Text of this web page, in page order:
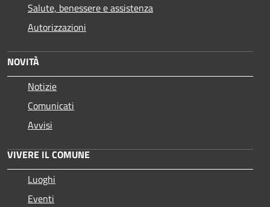
Salute, benessere e assistenza
Autorizzazioni
NOVITÀ
Notizie
Comunicati
Avvisi
VIVERE IL COMUNE
Luoghi
Eventi